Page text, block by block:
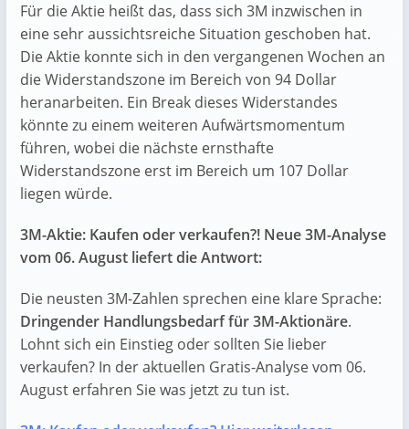
Für die Aktie heißt das, dass sich 3M inzwischen in
eine sehr aussichtsreiche Situation geschoben hat.
Die Aktie konnte sich in den vergangenen Wochen an
die Widerstandszone im Bereich von 94 Dollar
heranarbeiten. Ein Break dieses Widerstandes
könnte zu einem weiteren Aufwärtsmomentum
führen, wobei die nächste ernsthafte
Widerstandszone erst im Bereich um 107 Dollar
liegen würde.
3M-Aktie: Kaufen oder verkaufen?! Neue 3M-Analyse
vom 06. August liefert die Antwort:
Die neusten 3M-Zahlen sprechen eine klare Sprache:
Dringender Handlungsbedarf für 3M-Aktionäre.
Lohnt sich ein Einstieg oder sollten Sie lieber
verkaufen? In der aktuellen Gratis-Analyse vom 06.
August erfahren Sie was jetzt zu tun ist.